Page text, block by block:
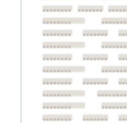
••••••••
••••••••
••••••••
••••••••
••••••••
••••••••
••••••••
••••••••
••••••••
••••••••
••••••••
••••••••
••••••••
••••••••
••••••••
••••••••